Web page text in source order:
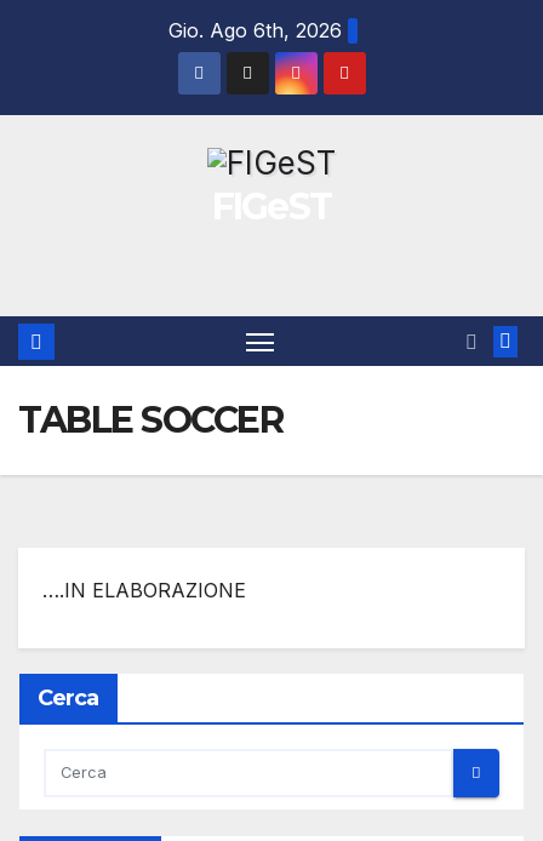
Gio. Ago 6th, 2026
TABLE SOCCER
….IN ELABORAZIONE
Cerca